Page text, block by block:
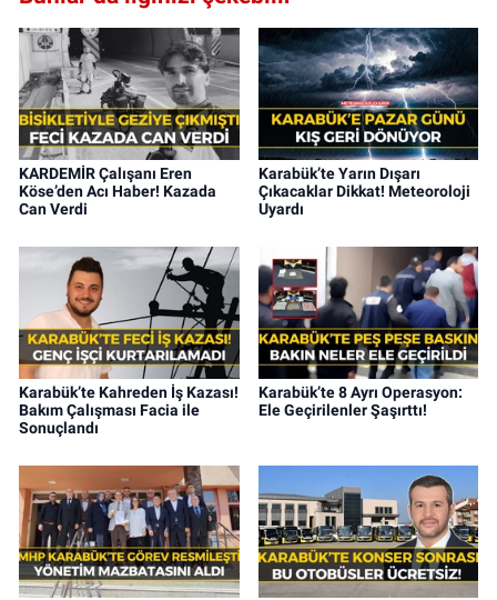
KARDEMİR Çalışanı Eren
Köse’den Acı Haber! Kazada
Can Verdi
Karabük’te Yarın Dışarı
Çıkacaklar Dikkat! Meteoroloji
Uyardı
Karabük’te Kahreden İş Kazası!
Bakım Çalışması Facia ile
Sonuçlandı
Karabük’te 8 Ayrı Operasyon:
Ele Geçirilenler Şaşırttı!